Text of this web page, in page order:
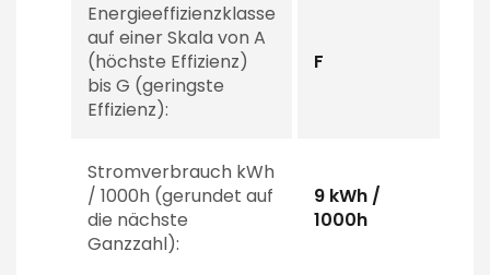
Energieeffizienzklasse
auf einer Skala von A
(höchste Effizienz)
bis G (geringste
Effizienz):
F
Stromverbrauch kWh
/ 1000h (gerundet auf
die nächste
Ganzzahl):
9 kWh /
1000h